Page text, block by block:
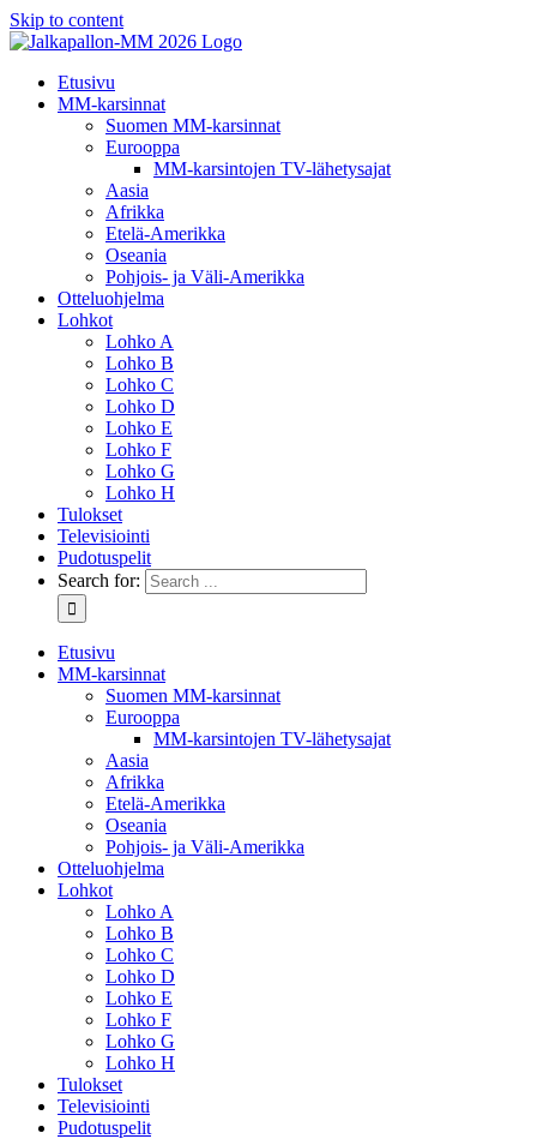
Skip to content
Etusivu
MM-karsinnat
Suomen MM-karsinnat
Eurooppa
MM-karsintojen TV-lähetysajat
Aasia
Afrikka
Etelä-Amerikka
Oseania
Pohjois- ja Väli-Amerikka
Otteluohjelma
Lohkot
Lohko A
Lohko B
Lohko C
Lohko D
Lohko E
Lohko F
Lohko G
Lohko H
Tulokset
Televisiointi
Pudotuspelit
Search for:
Etusivu
MM-karsinnat
Suomen MM-karsinnat
Eurooppa
MM-karsintojen TV-lähetysajat
Aasia
Afrikka
Etelä-Amerikka
Oseania
Pohjois- ja Väli-Amerikka
Otteluohjelma
Lohkot
Lohko A
Lohko B
Lohko C
Lohko D
Lohko E
Lohko F
Lohko G
Lohko H
Tulokset
Televisiointi
Pudotuspelit